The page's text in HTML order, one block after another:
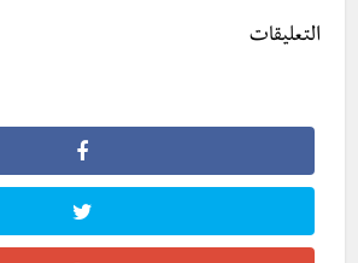
التعليقات